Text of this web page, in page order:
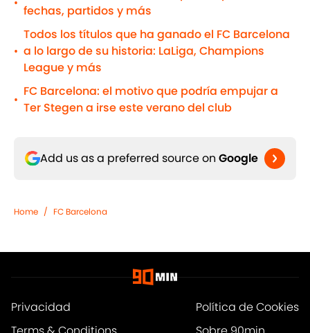
fechas, partidos y más
•
Todos los títulos que ha ganado el FC Barcelona
a lo largo de su historia: LaLiga, Champions
League y más
•
FC Barcelona: el motivo que podría empujar a
Ter Stegen a irse este verano del club
Add us as a preferred source on Google
Home / FC Barcelona
Privacidad
Política de Cookies